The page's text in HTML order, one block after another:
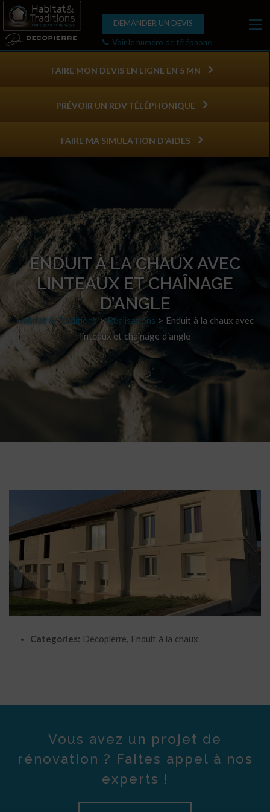
DEMANDER UN DEVIS
Voir le numéro de téléphone
FAIRE MON DEVIS EN LIGNE EN 5 MN
PRÉVOIR UN RDV TÉLÉPHONIQUE
FAIRE MA SIMULATION D'AIDES
ENDUIT À LA CHAUX AVEC
LINTEAUX ET CHAÎNAGE
D’ANGLE
Habitat & Traditions > Réalisations > Enduit à la chaux avec
linteaux et chaînage d’angle
Categories: Decopierre, Enduit à la chaux
Vous avez un projet de
rénovation ? Faites appel à nos
experts !